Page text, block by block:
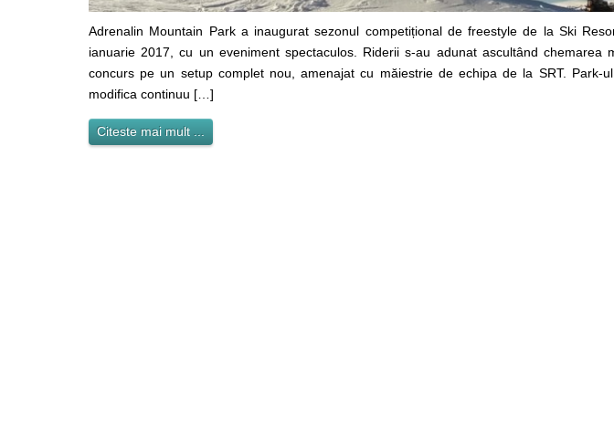
Adrenalin Mountain Park a inaugurat sezonul competițional de freestyle de la Ski
ianuarie 2017, cu un eveniment spectaculos. Riderii s-au adunat ascultând chemarea
concurs pe un setup complet nou, amenajat cu măiestrie de echipa de la SRT. Park-
modifica continuu […]
Citeste mai mult ...